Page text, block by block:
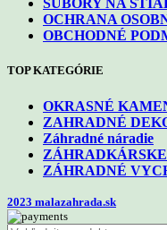
SÚBORY NA
OCHRANA
OBCHODNÉ
TOP KATEGÓRIE
OKRASNÉ
ZAHRADNÉ
Záhradné náradie
ZÁHRADNÉ
2023 malazahrada.sk